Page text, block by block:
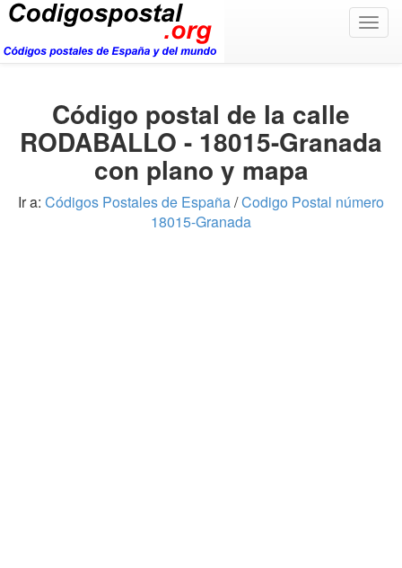
Código postal de la calle
RODABALLO - 18015-Granada
con plano y mapa
Ir a: Códigos Postales de España/Codigo Postal número
18015-Granada